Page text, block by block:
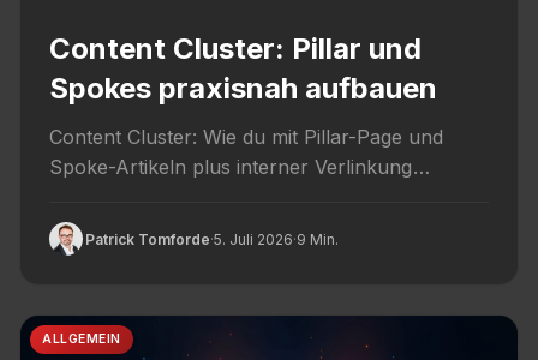
Content Cluster: Pillar und
Spokes praxisnah aufbauen
Content Cluster: Wie du mit Pillar-Page und
Spoke-Artikeln plus interner Verlinkung
Patrick Tomforde·5. Juli 2026·9 Min.
ALLGEMEIN